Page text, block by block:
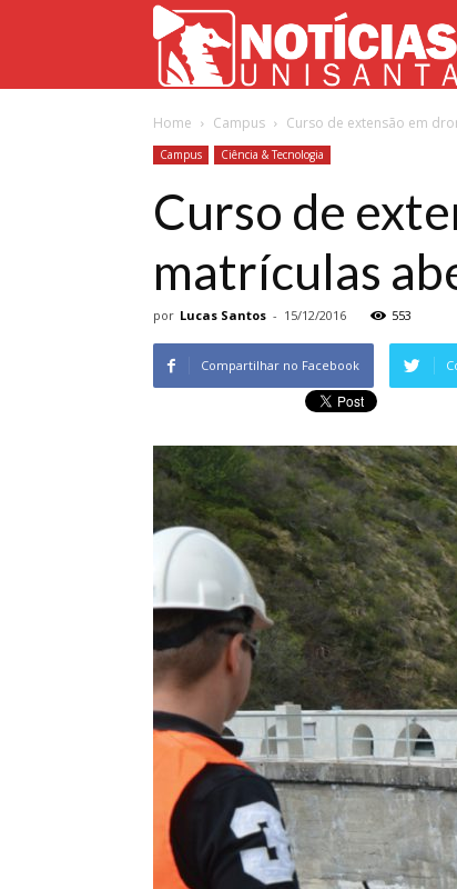
Home Campus Curso de extensão em
Campus Ciência & Tecnologia
Curso de
matrículas
por Lucas Santos - 15/12/2016 553
Compartilhar no Facebook